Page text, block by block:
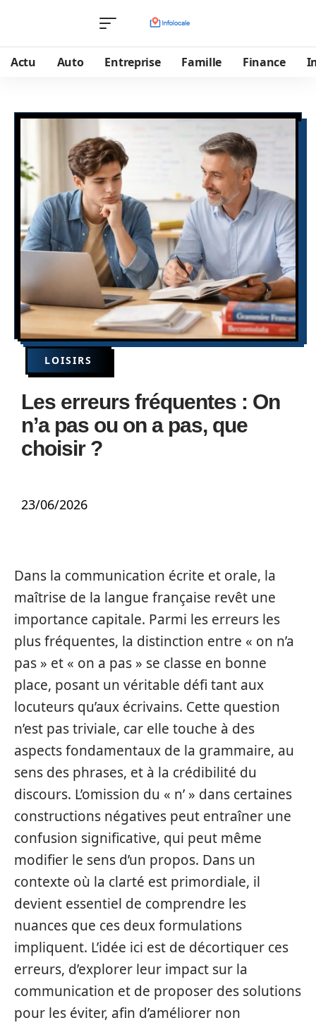
Actu Auto Entreprise Famille Finance
LOISIRS
Les erreurs fréquentes : On
n’a pas ou on a pas, que
choisir ?
23/06/2026
Dans la communication écrite et orale, la
maîtrise de la langue française revêt une
importance capitale. Parmi les erreurs les
plus fréquentes, la distinction entre « on n’a
pas » et « on a pas » se classe en bonne
place, posant un véritable défi tant aux
locuteurs qu’aux écrivains. Cette question
n’est pas triviale, car elle touche à des
aspects fondamentaux de la grammaire, au
sens des phrases, et à la crédibilité du
discours. L’omission du « n’ » dans certaines
constructions négatives peut entraîner une
confusion significative, qui peut même
modifier le sens d’un propos. Dans un
contexte où la clarté est primordiale, il
devient essentiel de comprendre les
nuances que ces deux formulations
impliquent. L’idée ici est de décortiquer ces
erreurs, d’explorer leur impact sur la
communication et de proposer des solutions
pour les éviter, afin d’améliorer non